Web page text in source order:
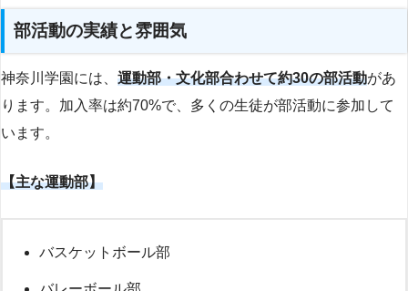
部活動の実績と雰囲気
神奈川学園には、 運動部・文化部合わせて約30の部活動があ
ります。加入率は約70%で、多くの生徒が部活動に参加して
います。
【主な運動部】
バスケットボール部